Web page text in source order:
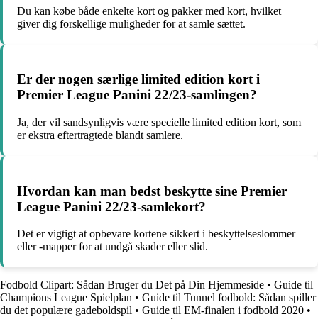
Du kan købe både enkelte kort og pakker med kort, hvilket
giver dig forskellige muligheder for at samle sættet.
Er der nogen særlige limited edition kort i
Premier League Panini 22/23-samlingen?
Ja, der vil sandsynligvis være specielle limited edition kort, som
er ekstra eftertragtede blandt samlere.
Hvordan kan man bedst beskytte sine Premier
League Panini 22/23-samlekort?
Det er vigtigt at opbevare kortene sikkert i beskyttelseslommer
eller -mapper for at undgå skader eller slid.
Fodbold Clipart: Sådan Bruger du Det på Din Hjemmeside • Guide til
Champions League Spielplan • Guide til Tunnel fodbold: Sådan spiller
du det populære gadeboldspil • Guide til EM-finalen i fodbold 2020 •